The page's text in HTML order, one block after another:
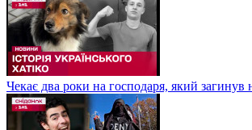
Чекає два роки на господаря, який